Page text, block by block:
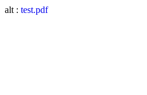
alt : test.pdf